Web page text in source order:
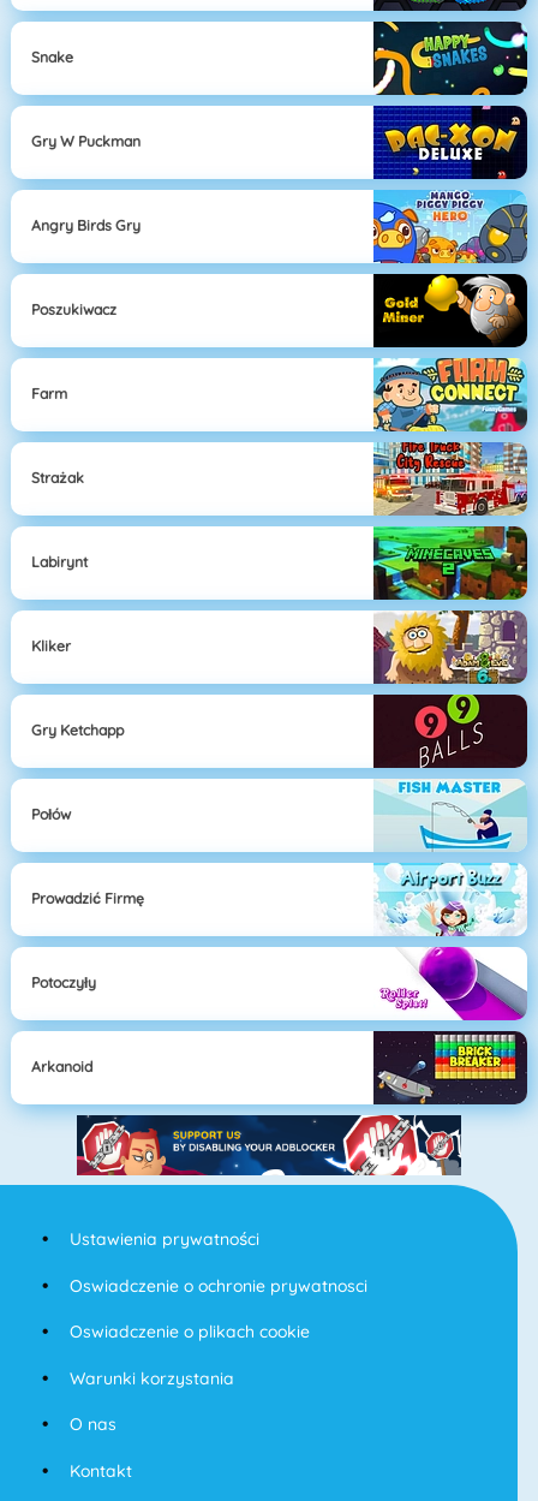
Snake
Gry W Puckman
Angry Birds Gry
Poszukiwacz
Farm
Strażak
Labirynt
Kliker
Gry Ketchapp
Połów
Prowadzić Firmę
Potoczyły
Arkanoid
Ustawienia prywatności
Oswiadczenie o ochronie prywatnosci
Oswiadczenie o plikach cookie
Warunki korzystania
O nas
Kontakt